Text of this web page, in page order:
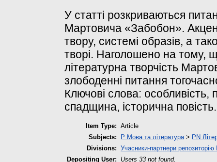
У статті розкриваються
Мартовича «Забобон».
твору, системі образів, а
творі. Наголошено на тому,
літературна творчість
злободенні питання
Ключові слова: особливість,
спадщина, історична повість.
Item Type: Article
Subjects:
P Мова та література> PN
Divisions: Учасники-партнери
Depositing User:
Users 33 not found.